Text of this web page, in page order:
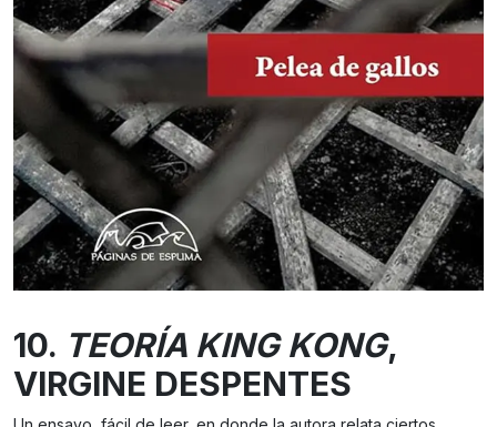
10. TEORÍA KING KONG,
VIRGINE DESPENTES